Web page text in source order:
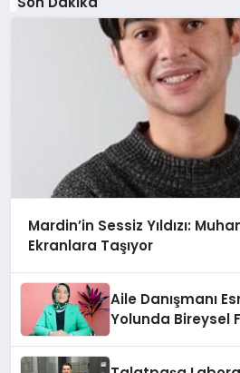
Mardin’in Sessiz Yıldızı:
Ekranlara Taşıyor
Aile Danışmanı
Yolunda Bireysel